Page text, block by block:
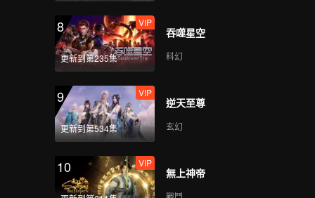
VIP 心動撞上冰山_08B
VIP 心動撞上冰山_08C
VIP 心動撞上冰山_08D
8
更新到第235集
VIP
吞噬星空
科幻
9
更新到第534集
VIP
逆天至尊
玄幻
10 VIP
無上神帝